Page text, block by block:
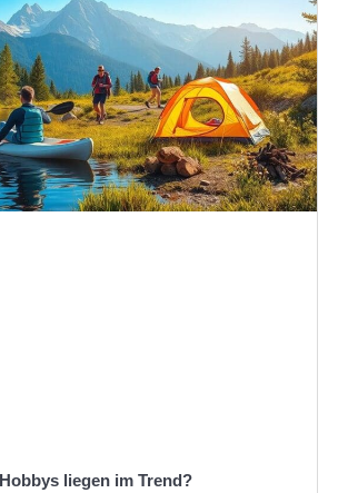
liegen im Trend?